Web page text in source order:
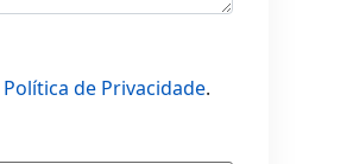
Política de Privacidade.